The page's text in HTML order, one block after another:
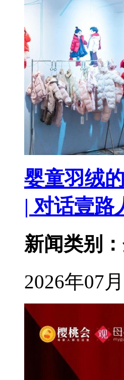
婴童羽绒
| 对话壹路
新闻类别
2026年07